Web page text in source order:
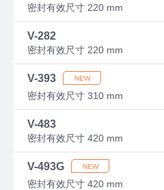
密封有效尺寸 220 mm
V-282
密封有效尺寸 220 mm
V-393
密封有效尺寸 310 mm
V-483
密封有效尺寸 420 mm
V-493G
密封有效尺寸 420 mm